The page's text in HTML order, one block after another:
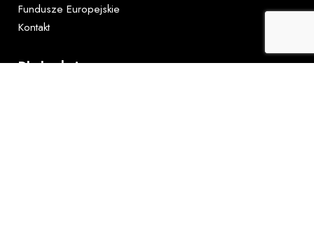
Fundusze Europejskie
Kontakt
Dla kuchni